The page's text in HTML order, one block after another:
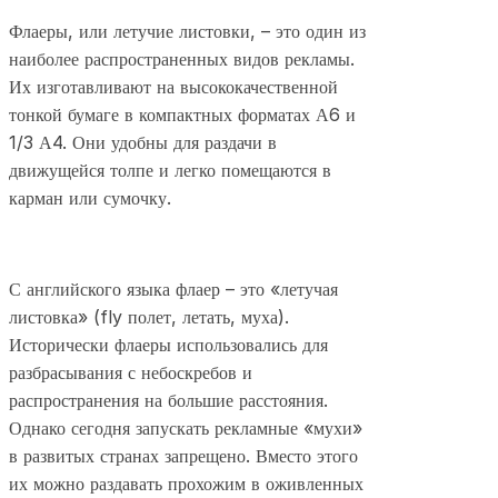
Флаеры, или летучие листовки, – это один из
наиболее распространенных видов рекламы.
Их изготавливают на высококачественной
тонкой бумаге в компактных форматах А6 и
1/3 А4. Они удобны для раздачи в
движущейся толпе и легко помещаются в
карман или сумочку.
С английского языка флаер – это «летучая
листовка» (fly полет, летать, муха).
Исторически флаеры использовались для
разбрасывания с небоскребов и
распространения на большие расстояния.
Однако сегодня запускать рекламные «мухи»
в развитых странах запрещено. Вместо этого
их можно раздавать прохожим в оживленных